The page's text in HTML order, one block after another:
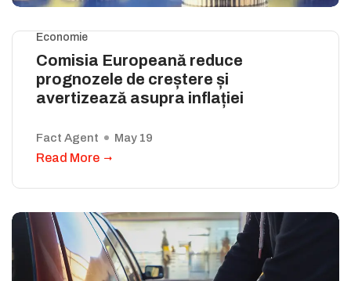
Economie
Comisia Europeană reduce
prognozele de creștere și
avertizează asupra inflației
Fact Agent May 19
Read More